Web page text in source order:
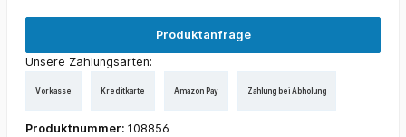
Produktanfrage
Unsere Zahlungsarten:
Vorkasse Kreditkarte Amazon Pay Zahlung bei Abholung
Produktnummer: 108856